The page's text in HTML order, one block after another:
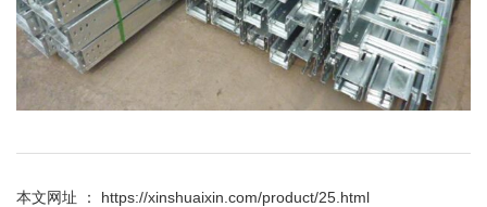
本文网址 ： https://xinshuaixin.com/product/25.html